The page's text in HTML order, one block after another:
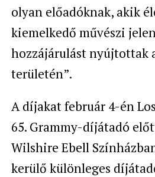
olyan előadóknak, akik
kiemelkedő művészi
hozzájárulást nyújtottak
területén”.
A díjakat február 4-én
65. Grammy-díjátadó
Wilshire Ebell
kerülő különleges